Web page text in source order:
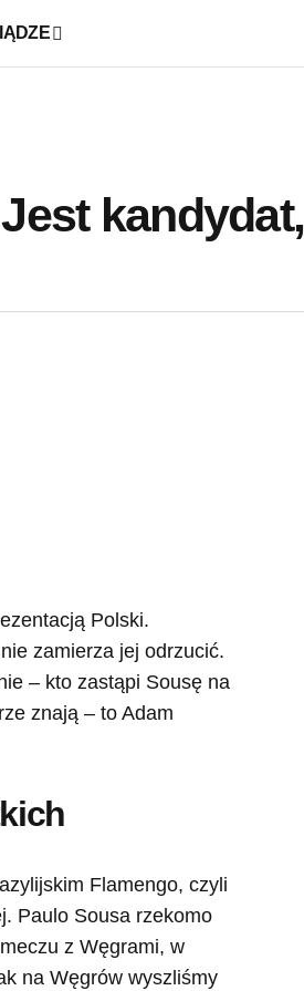
kandydat,
Polski.
zamierza jej odrzucić.
– kto zastąpi Sousę na
znają – to Adam
Flamengo, czyli
Paulo Sousa rzekomo
z Węgrami, w
na Węgrów wyszliśmy